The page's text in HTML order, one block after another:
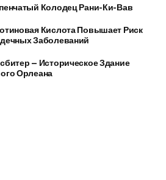
Колодец Рани-Ки-Вав
Кислота Повышает Риск
Заболеваний
— Историческое Здание
Орлеана